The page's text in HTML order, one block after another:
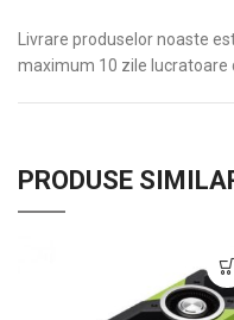
Livrare produselor noaste
maximum 10 zile lucratoare
PRODUSE